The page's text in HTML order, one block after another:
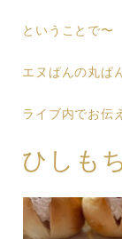
ということで〜
エヌぱんの丸ぱ
ライブ内でお伝
ひしも